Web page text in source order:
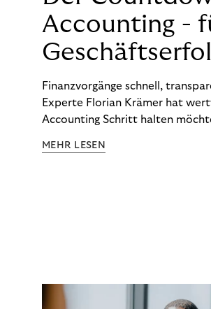
Accounting -
Finanzvorgänge schnell,
Experte Florian Krämer hat
Accounting Schritt halten
MEHR LESEN